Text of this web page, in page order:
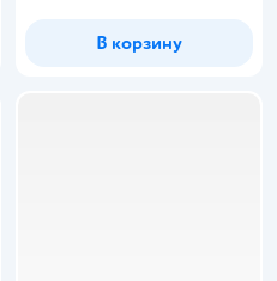
В корзину